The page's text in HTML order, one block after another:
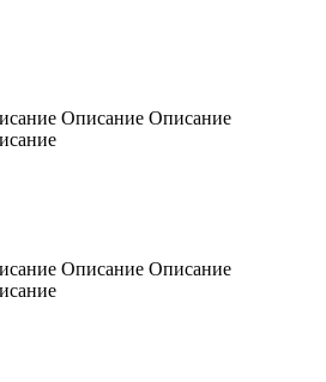
Oписание Oписание
Oписание Oписание